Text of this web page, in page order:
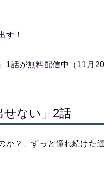
す！
」1話が無料配信中（11月20
せない」2話
か？」ずっと憧れ続けた